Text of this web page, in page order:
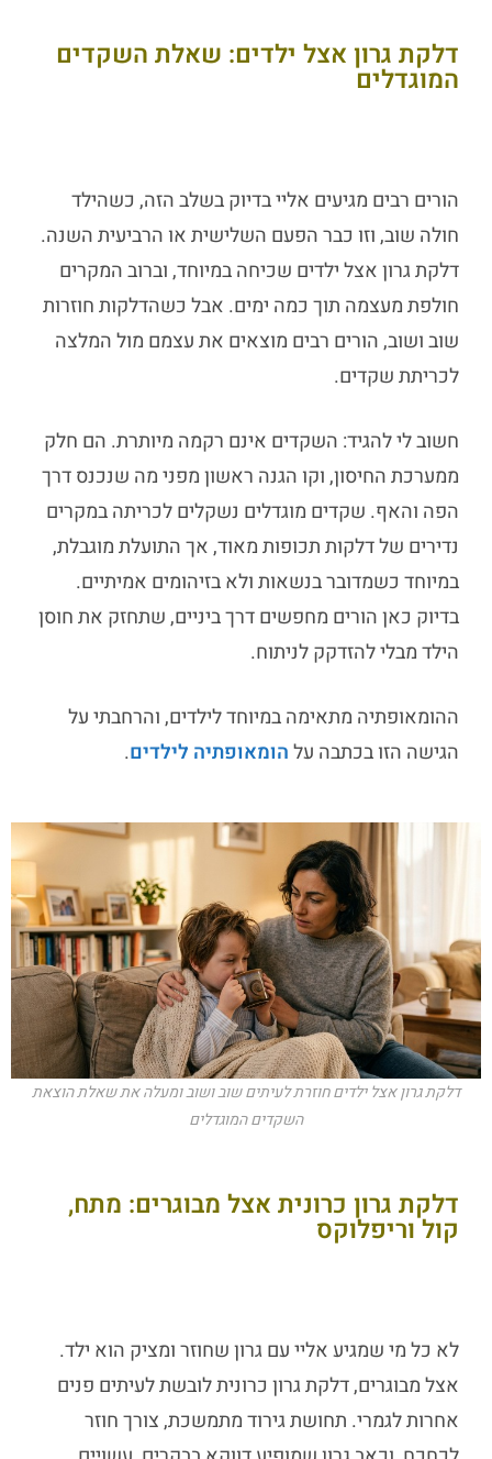
דלקת גרון אצל ילדים: שאלת השקדים
המוגדלים
הורים רבים מגיעים אליי בדיוק בשלב הזה, כשהילד
חולה שוב, וזו כבר הפעם השלישית או הרביעית השנה.
דלקת גרון אצל ילדים שכיחה במיוחד, וברוב המקרים
חולפת מעצמה תוך כמה ימים. אבל כשהדלקות חוזרות
שוב ושוב, הורים רבים מוצאים את עצמם מול המלצה
לכריתת שקדים.
חשוב לי להגיד: השקדים אינם רקמה מיותרת. הם חלק
ממערכת החיסון, וקו הגנה ראשון מפני מה שנכנס דרך
הפה והאף. שקדים מוגדלים נשקלים לכריתה במקרים
נדירים של דלקות תכופות מאוד, אך התועלת מוגבלת,
במיוחד כשמדובר בנשאות ולא בזיהומים אמיתיים.
בדיוק כאן הורים מחפשים דרך ביניים, שתחזק את חוסן
הילד מבלי להזדקק לניתוח.
ההומאופתיה מתאימה במיוחד לילדים, והרחבתי על
הגישה הזו בכתבה עלהומאופתיה לילדים.
דלקת גרון אצל ילדים חוזרת לעיתים שוב ושוב ומעלה את שאלת הוצאת
השקדים המוגדלים
דלקת גרון כרונית אצל מבוגרים: מתח,
קול וריפלוקס
לא כל מי שמגיע אליי עם גרון שחוזר ומציק הוא ילד.
אצל מבוגרים,דלקת גרון כרוניתלובשת לעיתים פנים
אחרות לגמרי. תחושת גירוד מתמשכת, צורך חוזר